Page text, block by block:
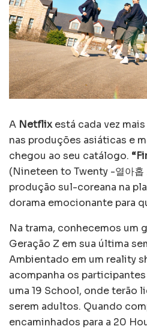
A Netflixestá cada vez
nas produções asiáticas e
chegou ao seu catálogo.
(Nineteen to Twenty -열아홉
produção sul-coreana na
dorama emocionante para
Na trama, conhecemos um
Geração Z em sua última
Ambientado em um reality
acompanha os
uma 19 School, onde terão
serem adultos. Quando
encaminhados para a 20